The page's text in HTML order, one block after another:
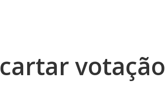
votação